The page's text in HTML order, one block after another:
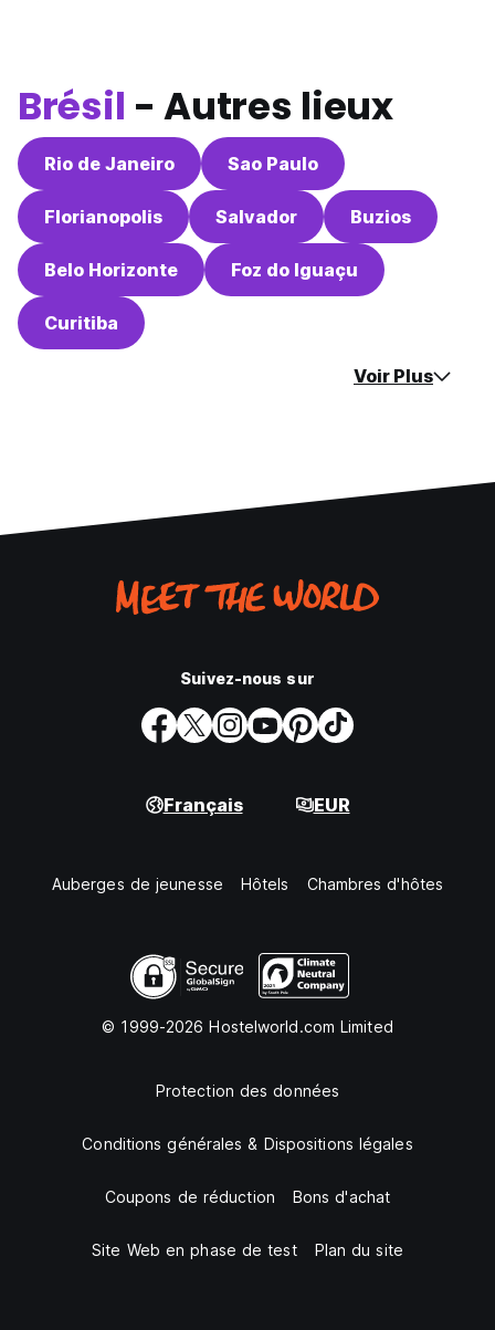
Brésil - Autres lieux
Rio de Janeiro Sao Paulo
Florianopolis Salvador Buzios
Belo Horizonte Foz do Iguaçu
Curitiba
Voir Plus
Suivez-nous sur
Français EUR
Auberges de jeunesse Hôtels Chambres d'hôtes
© 1999-2026 Hostelworld.com Limited
Protection des données
Conditions générales & Dispositions légales
Coupons de réduction Bons d'achat
Site Web en phase de test Plan du site